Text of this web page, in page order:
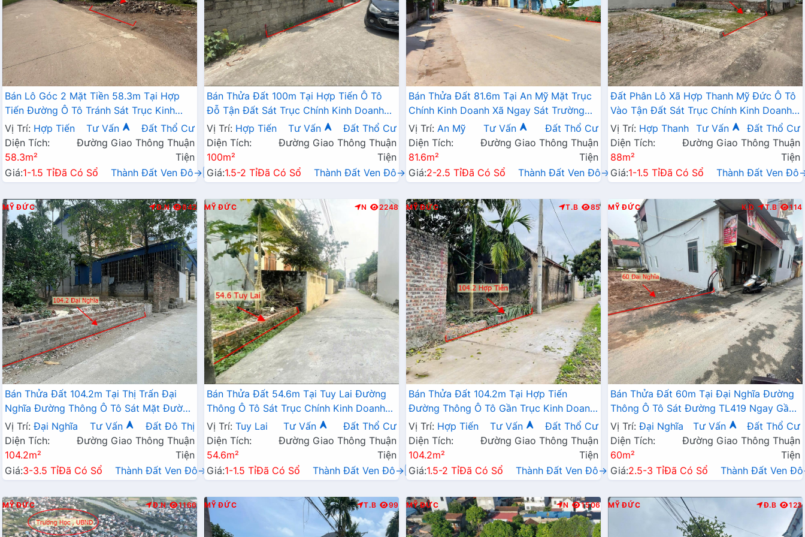
Bán Lô Góc 2 Mặt Tiền 58.3m Tại Hợp
Tiến Đường Ô Tô Tránh Sát Trục Kinh
Doanh Gần Đường TL424
Vị Trí: Hợp Tiến Tư Vấn
Đất Thổ Cư
Diện Tích:
58.3m²
Đường Giao Thông Thuận
Tiện
Giá:1-1.5 TỉĐã Có Sổ Thành Đất Ven Đô→
Bán Thửa Đất 100m Tại Hợp Tiến Ô Tô
Đỗ Tận Đất Sát Trục Chính Kinh Doanh
Ngay Gần Đường TL424
Vị Trí: Hợp Tiến Tư Vấn
Đất Thổ Cư
Diện Tích:
100m²
Đường Giao Thông Thuận
Tiện
Giá:1.5-2 TỉĐã Có Sổ Thành Đất Ven Đô→
Bán Thửa Đất 81.6m Tại An Mỹ Mặt Trục
Chính Kinh Doanh Xã Ngay Sát Trường
Học Các Cấp Gần Đường TL419
Vị Trí: An Mỹ Tư Vấn
Đất Thổ Cư
Diện Tích:
81.6m²
Đường Giao Thông Thuận
Tiện
Giá:2-2.5 TỉĐã Có Sổ Thành Đất Ven Đô→
Đất Phân Lô Xã Hợp Thanh Mỹ Đức Ô Tô
Vào Tận Đất Sát Trục Chính Kinh Doanh
Giá Chỉ Nhỉnh Tỷ
Vị Trí: Hợp Thanh Tư Vấn
Đất Thổ Cư
Diện Tích:
88m²
Đường Giao Thông Thuận
Tiện
Giá:1-1.5 TỉĐã Có Sổ Thành Đất Ven
MỸ ĐỨC Đ.N 842
Bán Thửa Đất 104.2m Tại Thị Trấn Đại
Nghĩa Đường Thông Ô Tô Sát Mặt Đường
Kinh Doanh TL419
Vị Trí: Đại Nghĩa Tư Vấn
Đất Đô Thị
Diện Tích:
104.2m²
Đường Giao Thông Thuận
Tiện
Giá:3-3.5 TỉĐã Có Sổ Thành Đất Ven Đô→
MỸ ĐỨC N 2248
Bán Thửa Đất 54.6m Tại Tuy Lai Đường
Thông Ô Tô Sát Trục Chính Kinh Doanh
Liên Xã Giá Chỉ Hơn Tỷ
Vị Trí: Tuy Lai Tư Vấn
Đất Thổ Cư
Diện Tích:
54.6m²
Đường Giao Thông Thuận
Tiện
Giá:1-1.5 TỉĐã Có Sổ Thành Đất Ven Đô→
MỸ ĐỨC T.B 85
Bán Thửa Đất 104.2m Tại Hợp Tiến
Đường Thông Ô Tô Gần Trục Kinh Doanh
Liên Xã Cách TL424 Chỉ Vài Trăm Mét
Vị Trí: Hợp Tiến Tư Vấn
Đất Thổ Cư
Diện Tích:
104.2m²
Đường Giao Thông Thuận
Tiện
Giá:1.5-2 TỉĐã Có Sổ Thành Đất Ven Đô→
MỸ ĐỨC K.D T.B 114
Bán Thửa Đất 60m Tại Đại Nghĩa Đường
Thông Ô Tô Sát Đường TL419 Ngay Gần
Trường Học Các Cấp
Vị Trí: Đại Nghĩa Tư Vấn
Đất Thổ Cư
Diện Tích:
60m²
Đường Giao Thông Thuận
Tiện
Giá:2.5-3 TỉĐã Có Sổ Thành Đất Ven
MỸ ĐỨC Đ.N 1166 MỸ ĐỨC T.B 99 MỸ ĐỨC N 1506 MỸ ĐỨC Đ.B 123